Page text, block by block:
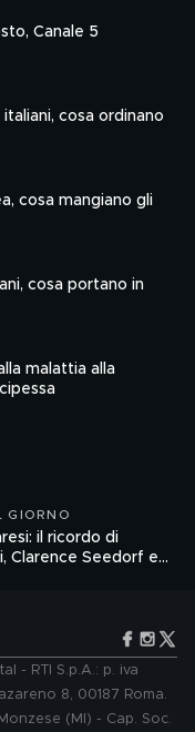
Canale 5
cosa ordinano
cosa mangiano gli
cosa portano in
malattia alla
GIORNO
il ricordo di
Clarence Seedorf e
- RTI S.p.A.: p. iva
8, 00187 Roma.
(MI) - Cap. Soc.